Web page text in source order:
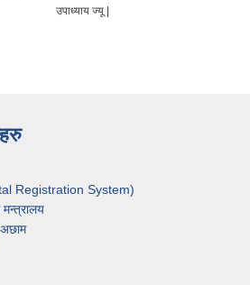
उपाध्याय ज्यू |
Registration System)
मन्त्रालय
अछाम